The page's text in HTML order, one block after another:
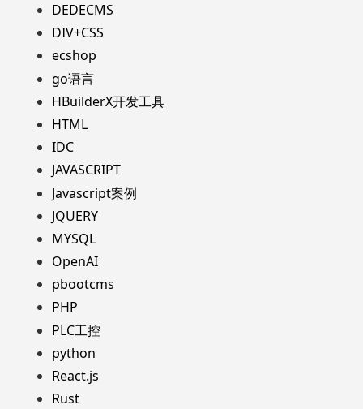
DEDECMS
DIV+CSS
ecshop
go语言
HBuilderX开发工具
HTML
IDC
JAVASCRIPT
Javascript案例
JQUERY
MYSQL
OpenAI
pbootcms
PHP
PLC工控
python
React.js
Rust